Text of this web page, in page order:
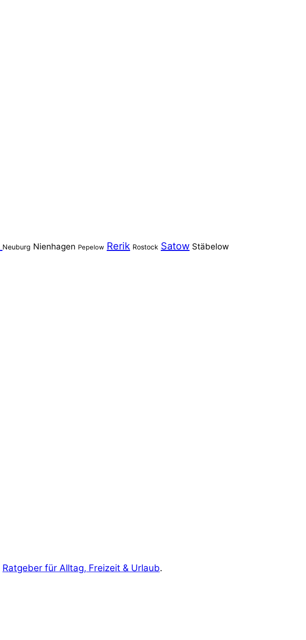
Neuburg Nienhagen Pepelow Rerik Rostock Satow Stäbelow
Ratgeber für Alltag, Freizeit & Urlaub.